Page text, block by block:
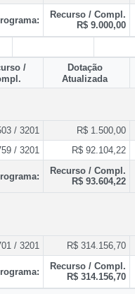
Recurso / Compl.
R$ 9.000,00
/
Dotação
Atualizada
/ 3201 R$ 1.500,00
/ 3201 R$ 92.104,22
Recurso / Compl.
R$ 93.604,22
/ 3201 R$ 314.156,70
Recurso / Compl.
R$ 314.156,70